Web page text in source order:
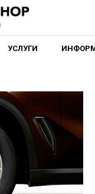
УСЛУГИ